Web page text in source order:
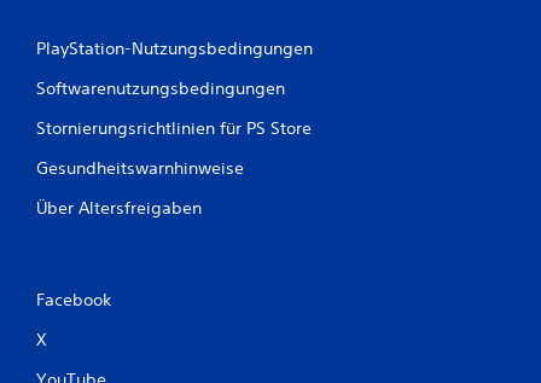
PlayStation-Nutzungsbedingungen
Softwarenutzungsbedingungen
Stornierungsrichtlinien für PS Store
Gesundheitswarnhinweise
Über Altersfreigaben
Facebook
X